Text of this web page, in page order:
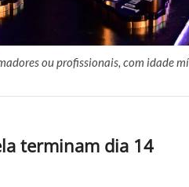
ou profissionais, com idade
terminam dia 14